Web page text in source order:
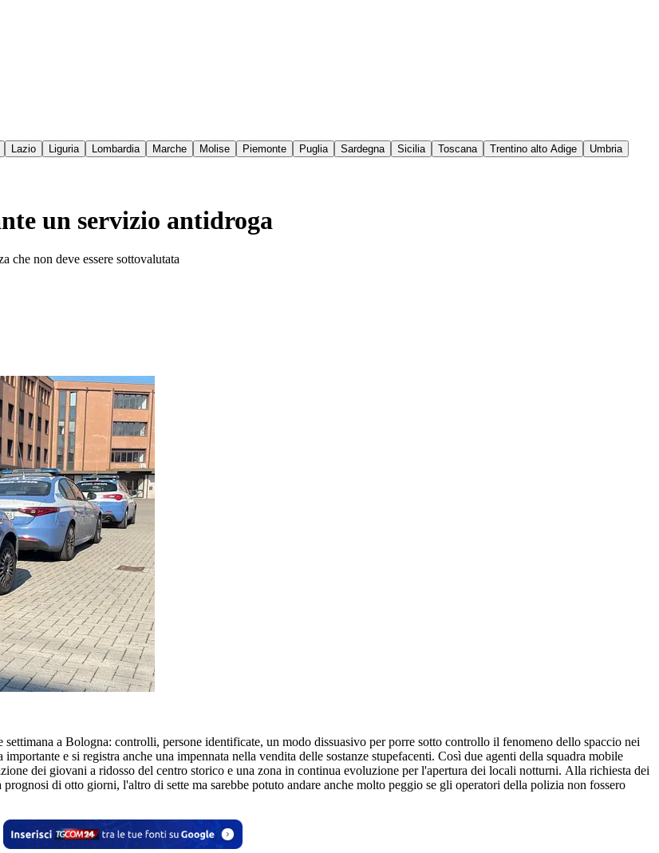
Lazio Liguria Lombardia Marche Molise Piemonte Puglia Sardegna Sicilia Toscana Trentino alto Adige
Umbria
un servizio antidroga
che non deve essere sottovalutata
a Bologna: controlli, persone identificate, un modo dissuasivo per porre sotto controllo il fenomeno dello spaccio nei
e si registra anche una impennata nella vendita delle sostanze stupefacenti. Così due agenti della squadra mobile
dei giovani a ridosso del centro storico e una zona in continua evoluzione per l'apertura dei locali notturni. Alla richiesta dei
di otto giorni, l'altro di sette ma sarebbe potuto andare anche molto peggio se gli operatori della polizia non fossero